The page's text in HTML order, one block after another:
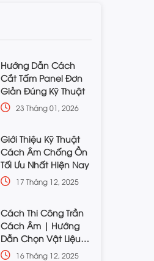
Hướng Dẫn Cách
Cắt Tấm Panel Đơn
Giản Đúng Kỹ Thuật
23 Tháng 01, 2026
Giới Thiệu Kỹ Thuật
Cách Âm Chống Ồn
Tối Ưu Nhất Hiện Nay
17 Tháng 12, 2025
Cách Thi Công Trần
Cách Âm | Hướng
Dẫn Chọn Vật Liệu
Phù Hợp
16 Tháng 12, 2025